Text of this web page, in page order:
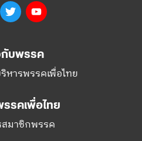
FacebookTwitter
กับพรรค
หารพรรคเพื่อไทย
รคเพื่อไทย
มาชิกพรรค